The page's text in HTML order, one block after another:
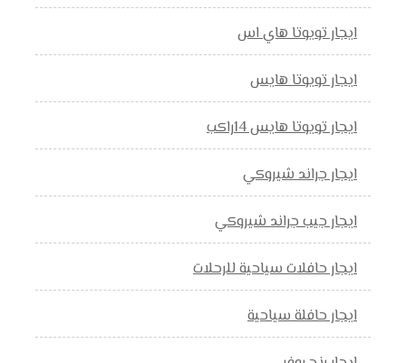
ايجار تويوتا هاي اس
ايجار تويوتا هايس
ايجار تويوتا هايس 14راكب
ايجار جراند شيروكي
ايجار جيب جراند شيروكي
ايجار حافلات سياحية للرحلات
ايجار حافلة سياحية